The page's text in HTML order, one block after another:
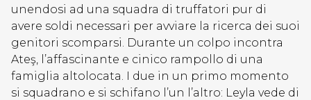
unendosi ad una squadra di truffatori pur di
avere soldi necessari per avviare la ricerca dei suoi
genitori scomparsi. Durante un colpo incontra
Ateş, l’affascinante e cinico rampollo di una
famiglia altolocata. I due in un primo momento
si squadrano e si schifano l’un l’altro: Leyla vede di